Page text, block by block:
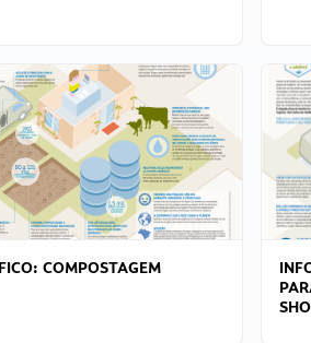
COMPOSTAGEM